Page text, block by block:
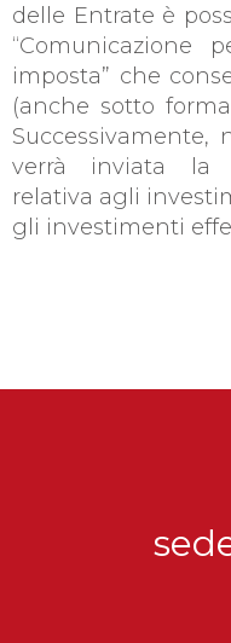
delle Entrate è
“Comunicazione
imposta” che
(anche sotto
Successivamente,
verrà inviata la
relativa agli
gli investimenti